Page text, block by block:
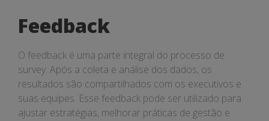
Feedback
O feedback é uma parte integral do processo de
survey. Após a coleta e análise dos dados, os
resultados são compartilhados com os executivos e
suas equipes. Esse feedback pode ser utilizado para
ajustar estratégias, melhorar práticas de gestão e